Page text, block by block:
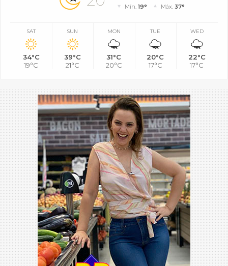
Mín.19° Máx. 37°
SAT
34°C
19°C
SUN
39°C
21°C
MON
31°C
20°C
TUE
20°C
17°C
WED
22°C
17°C